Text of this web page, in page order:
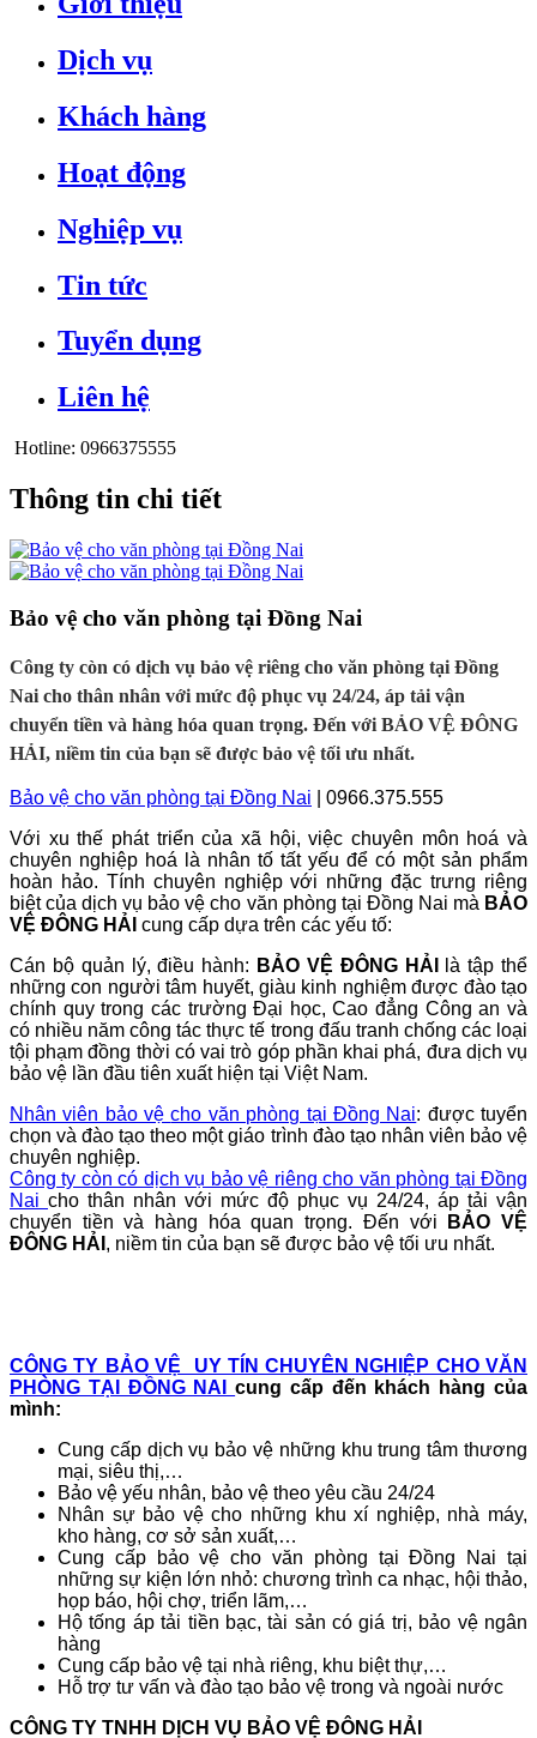
Dịch vụ
Khách hàng
Hoạt động
Nghiệp vụ
Tin tức
Tuyển dụng
Liên hệ
Hotline: 0966375555
Thông tin chi tiết
Bảo vệ cho văn phòng tại Đồng Nai
Công ty còn có dịch vụ bảo vệ riêng cho văn phòng tại Đồng
Nai cho thân nhân với mức độ phục vụ 24/24, áp tải vận
chuyển tiền và hàng hóa quan trọng. Đến với BẢO VỆ ĐÔNG
HẢI, niềm tin của bạn sẽ được bảo vệ tối ưu nhất.
Bảo vệ cho văn phòng tại Đồng Nai | 0966.375.555
Với xu thế phát triển của xã hội, việc chuyên môn hoá và
chuyên nghiệp hoá là nhân tố tất yếu để có một sản phẩm
hoàn hảo. Tính chuyên nghiệp với những đặc trưng riêng
biệt của dịch vụ bảo vệcho văn phòng tại Đồng Nai mà BẢO
VỆ ĐÔNG HẢI cung cấp dựa trên các yếu tố:
Cán bộ quản lý, điều hành: BẢO VỆ ĐÔNG HẢI
là tập thể
những con người tâm huyết, giàu kinh nghiệm được đào tạo
chính quy trong các trường Đại học, Cao đẳng Công an và
có nhiều năm công tác thực tế trong đấu tranh chống các loại
tội phạm đồng thời có vai trò góp phần khai phá, đưa dịch vụ
bảo vệ lần đầu tiên xuất hiện tại Việt Nam.
Nhân viên bảo vệcho văn phòng tại Đồng Nai: được tuyển
chọn và đào tạo theo một giáo trình đào tạo nhân viên bảo vệ
chuyên nghiệp.
Công ty còn có dịch vụ bảo vệ riêngcho văn phòng tại Đồng
Nai cho thân nhân với mức độ phục vụ 24/24, áp tải vận
chuyển tiền và hàng hóa quan trọng. Đến với
BẢO VỆ
ĐÔNG HẢI , niềm tin của bạn sẽ được bảo vệ tối ưu nhất.
CÔNG TY BẢO VỆ UY TÍN CHUYÊN NGHIỆP CHO VĂN
PHÒNG TẠI ĐỒNG NAIcung cấp đến khách hàng của
mình:
Cung cấp dịch vụ bảo vệ những khu trung tâm thương
mại, siêu thị,…
Bảo vệ yếu nhân, bảo vệ theo yêu cầu 24/24
Nhân sự bảo vệ cho những khu xí nghiệp, nhà máy,
kho hàng, cơ sở sản xuất,…
Cung cấp bảo vệcho văn phòng tại Đồng Naitại
những sự kiện lớn nhỏ: chương trình ca nhạc, hội thảo,
họp báo, hội chợ, triển lãm,…
Hộ tống áp tải tiền bạc, tài sản có giá trị, bảo vệ ngân
hàng
Cung cấp bảo vệ tại nhà riêng, khu biệt thự,…
Hỗ trợ tư vấn và đào tạo bảo vệ trong và ngoài nước
CÔNG TY TNHH DỊCH VỤ BẢO VỆ ĐÔNG HẢI